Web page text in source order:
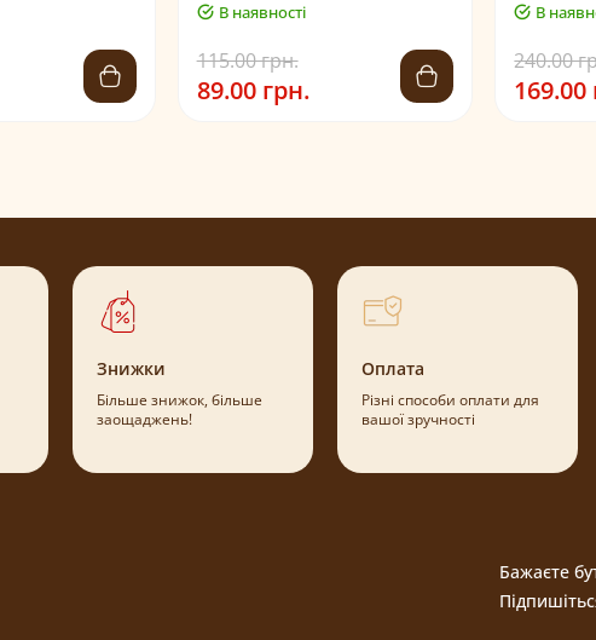
В наявності
115.00 грн.
89.00 грн.
В
240.00
169.00
Знижки
Більше знижок, більше
заощаджень!
Оплата
Різні способи оплати для
вашої зручності
Бажаєте